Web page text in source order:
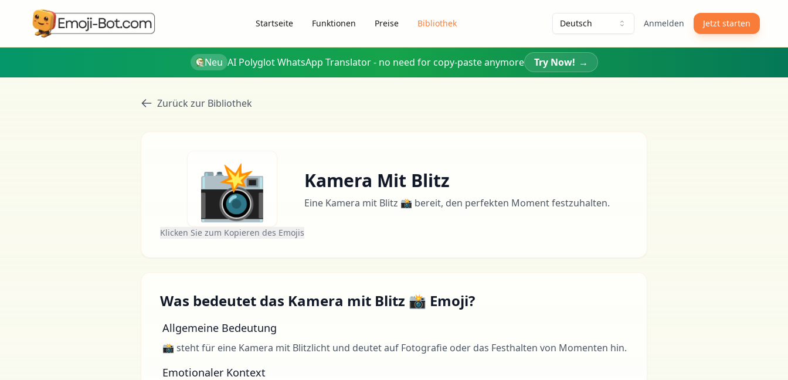
Startseite Funktionen Preise Bibliothek Deutsch Anmelden Jetzt starten
Neu AI Polyglot WhatsApp Translator - no need for copy-paste anymore Try Now! →
Zurück zur Bibliothek
📸
Klicken Sie zum Kopieren des Emojis
Kamera Mit Blitz
Eine Kamera mit Blitz 📸 bereit, den perfekten Moment festzuhalten.
Was bedeutet das Kamera mit Blitz 📸 Emoji?
Allgemeine Bedeutung
📸 steht für eine Kamera mit Blitzlicht und deutet auf Fotografie oder das Festhalten von Momenten hin.
Emotionaler Kontext